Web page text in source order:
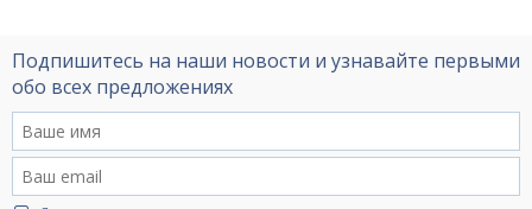
Подпишитесь на наши новости и узнавайте первыми
обо всех предложениях